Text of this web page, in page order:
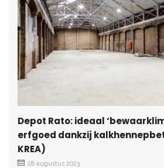
Depot Rato: ideaal
erfgoed dankzij
KREA)
28 augustus 2023